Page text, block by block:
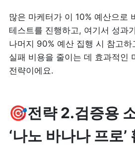
많은 마케터가 이 10% 예산으로
테스트를 진행하고, 여기서 성과
나머지 90% 예산 집행 시 참고
실패 비용을 줄이는 데 효과적인
전략이에요.
🎯전략 2.검증용
‘나노 바나나 프로’